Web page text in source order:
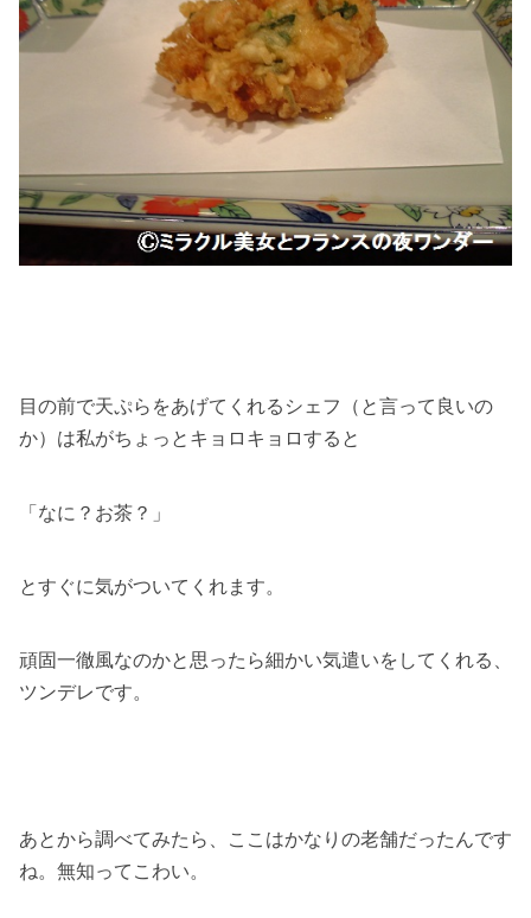
目の前で天ぷらをあげてくれるシェフ（と言って良いの
か）は私がちょっとキョロキョロすると
「なに？お茶？」
とすぐに気がついてくれます。
頑固一徹風なのかと思ったら細かい気遣いをしてくれる、
ツンデレです。
あとから調べてみたら、ここはかなりの老舗だったんです
ね。無知ってこわい。